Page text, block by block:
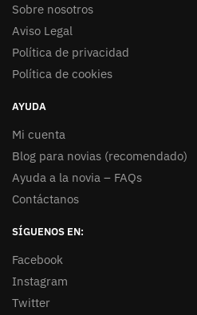
Sobre nosotros
Aviso Legal
Política de privacidad
Política de cookies
AYUDA
Mi cuenta
Blog para novias (recomendado)
Ayuda a la novia – FAQs
Contáctanos
SÍGUENOS EN:
Facebook
Instagram
Twitter